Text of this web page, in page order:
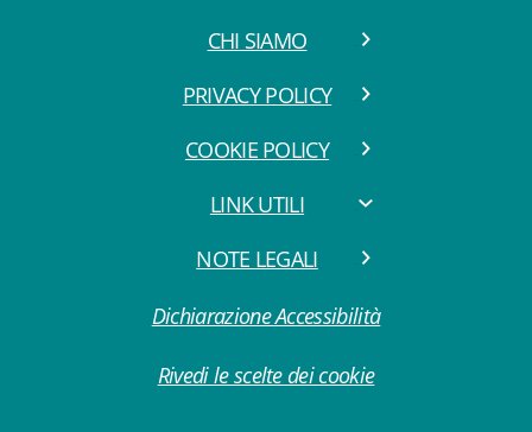
CHI SIAMO
PRIVACY POLICY
COOKIE POLICY
LINK UTILI
NOTE LEGALI
Dichiarazione Accessibilità
Rivedi le scelte dei cookie